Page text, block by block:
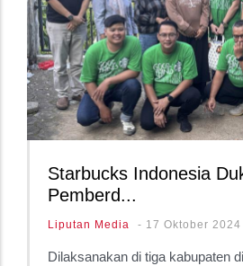
Starbucks Indonesia
Pemberd...
Liputan Media - 17 Oktober 2024
Dilaksanakan di tiga kabupaten